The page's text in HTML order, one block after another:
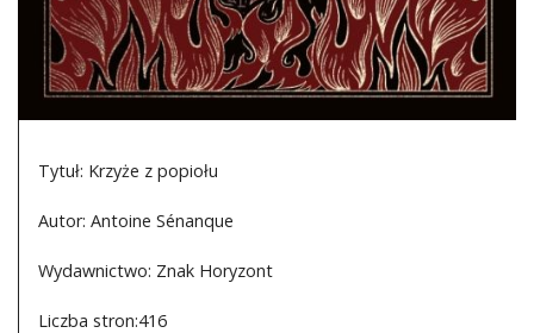
Tytuł: Krzyże z popiołu
Autor: Antoine Sénanque
Wydawnictwo: Znak Horyzont
Liczba stron:416